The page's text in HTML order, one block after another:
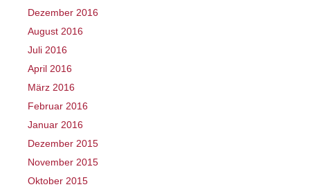
Dezember 2016
August 2016
Juli 2016
April 2016
März 2016
Februar 2016
Januar 2016
Dezember 2015
November 2015
Oktober 2015